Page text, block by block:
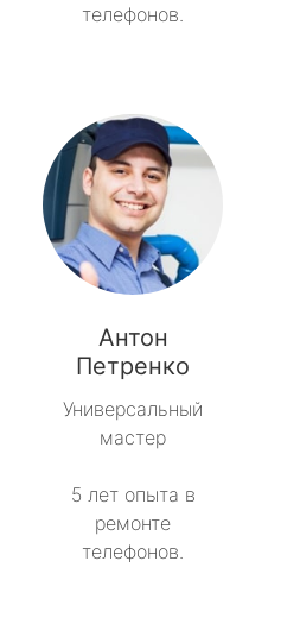
телефонов.
Антон
Петренко
Универсальный
мастер
5 лет опыта в
ремонте
телефонов.